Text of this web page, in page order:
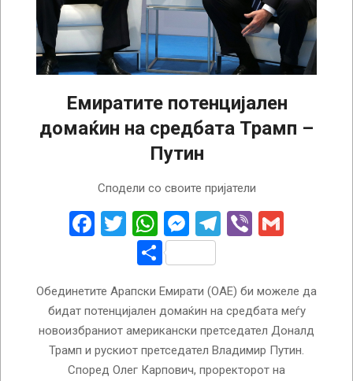
Емиратите потенцијален
домаќин на средбата Трамп –
Путин
Сподели со своите пријатели
Facebook
Twitter
WhatsApp
Messenger
Telegram
Viber
Share
Обединетите Арапски Емирати (ОАЕ) би можеле да
бидат потенцијален домаќин на средбата меѓу
новоизбраниот американски претседател Доналд
Трамп и рускиот претседател Владимир Путин.
Според Олег Карпович, проректорот на